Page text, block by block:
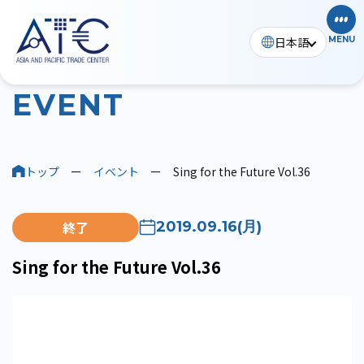
日本語 MENU
EVENT
トップ ー イベント ー Sing for the Future Vol.36
終了 2019.09.16(月)
Sing for the Future Vol.36